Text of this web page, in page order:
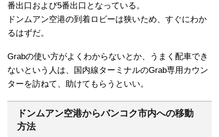
番出口および5番出口となっている。
ドンムアン空港の到着ロビーは狭いため、すぐにわか
るはずだ。
Grabの使い方がよくわからないとか、うまく配車でき
ないという人は、国内線ターミナルのGrab専用カウン
ターを訪ねて、助けてもらうといい。
ドンムアン空港からバンコク市内への移動
方法